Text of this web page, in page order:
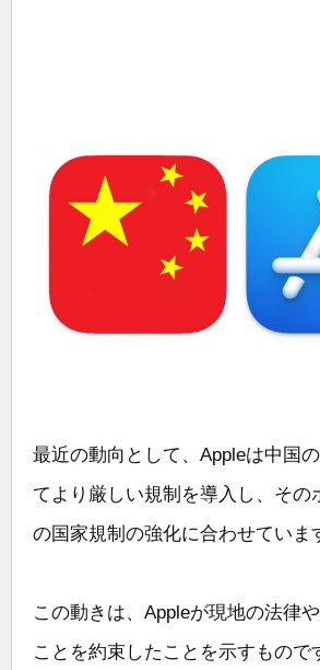
最近の動向として、Appleは中国
てより厳しい規制を導入し、その
の国家規制の強化に合わせていま
この動きは、Appleが現地の法律
ことを約束したことを示すもので